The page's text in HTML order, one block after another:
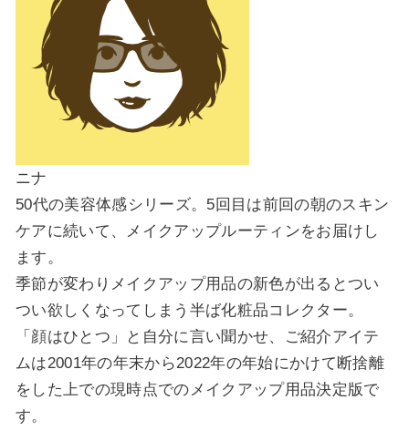
ニナ
50代の美容体感シリーズ。5回目は前回の朝のスキン
ケアに続いて、メイクアップルーティンをお届けし
ます。
季節が変わりメイクアップ用品の新色が出るとつい
つい欲しくなってしまう半ば化粧品コレクター。
「顔はひとつ」と自分に言い聞かせ、ご紹介アイテ
ムは2001年の年末から2022年の年始にかけて断捨離
をした上での現時点でのメイクアップ用品決定版で
す。